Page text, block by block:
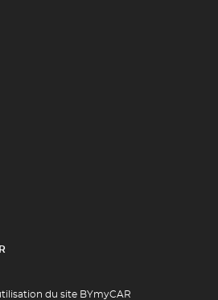
du site BYmyCAR